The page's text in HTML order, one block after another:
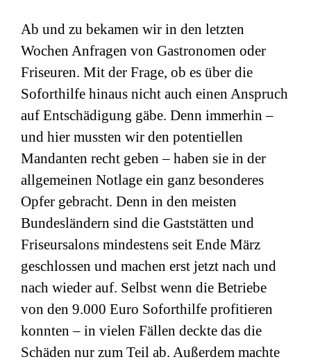
Ab und zu bekamen wir in den letzten
Wochen Anfragen von Gastronomen oder
Friseuren. Mit der Frage, ob es über die
Soforthilfe hinaus nicht auch einen Anspruch
auf Entschädigung gäbe. Denn immerhin –
und hier mussten wir den potentiellen
Mandanten recht geben – haben sie in der
allgemeinen Notlage ein ganz besonderes
Opfer gebracht. Denn in den meisten
Bundesländern sind die Gaststätten und
Friseursalons mindestens seit Ende März
geschlossen und machen erst jetzt nach und
nach wieder auf. Selbst wenn die Betriebe
von den 9.000 Euro Soforthilfe profitieren
konnten – in vielen Fällen deckte das die
Schäden nur zum Teil ab. Außerdem machte